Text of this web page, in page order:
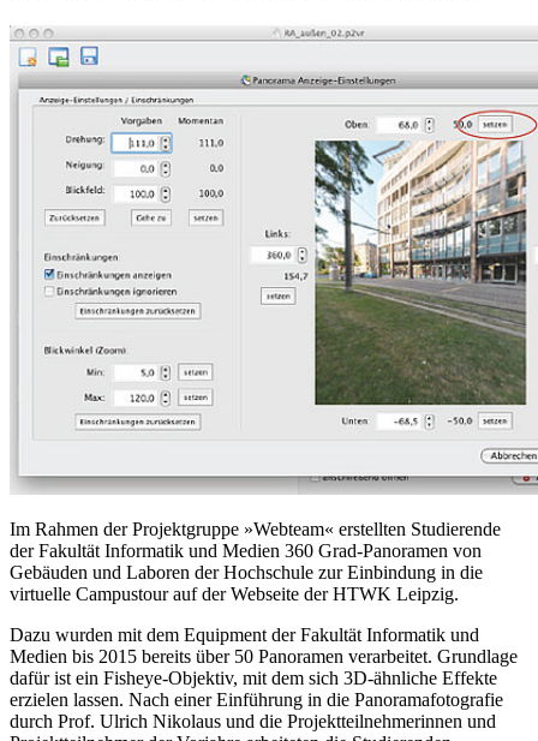
Im Rahmen der Projektgruppe »Webteam« erstellten Studierende
der Fakultät Informatik und Medien 360 Grad-Panoramen von
Gebäuden und Laboren der Hochschule zur Einbindung in die
virtuelle Campustour auf der Webseite der HTWK Leipzig.
Dazu wurden mit dem Equipment der Fakultät Informatik und
Medien bis 2015 bereits über 50 Panoramen verarbeitet. Grundlage
dafür ist ein Fisheye-Objektiv, mit dem sich 3D-ähnliche Effekte
erzielen lassen. Nach einer Einführung in die Panoramafotografie
durch Prof. Ulrich Nikolaus und die Projektteilnehmerinnen und